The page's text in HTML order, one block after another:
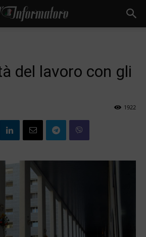
del lavoro con gli
1922